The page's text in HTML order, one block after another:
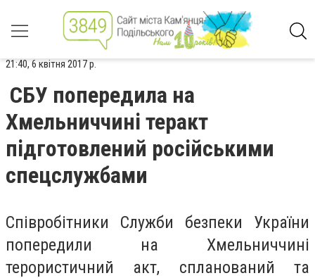
21:40, 6 квітня 2017 р.
СБУ попередила на
Хмельниччині теракт
підготовлений російськими
спецслужбами
Співробітники Служби безпеки України
попередили на Хмельниччині
терористичний акт, спланований та